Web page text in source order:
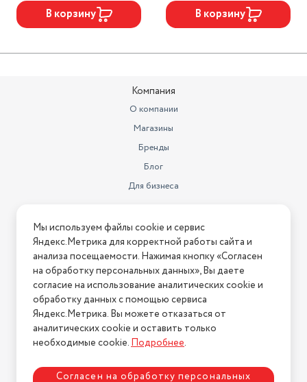
В корзину В корзину
Компания
О компании
Магазины
Бренды
Блог
Для бизнеса
Информация
Условия оплаты
Условия доставки
Условия возврата
Нашли ошибку на сайте?Напишите нам
2026 © Интернет-магазин "АстМаркет". У нас есть всё!
Политика конфиденциальности
Мы используем файлы cookie и сервис
Яндекс.Метрика для корректной работы сайта и
анализа посещаемости. Нажимая кнопку «Согласен
на обработку персональных данных», Вы даете
согласие на использование аналитических cookie и
обработку данных с помощью сервиса
Яндекс.Метрика. Вы можете отказаться от
аналитических cookie и оставить только
необходимые cookie.Подробнее.
Согласен на обработку персональных